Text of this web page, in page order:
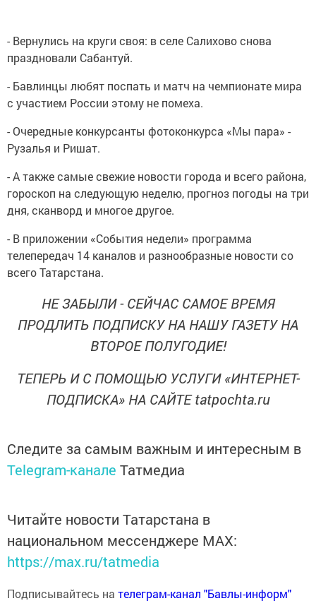
- Вернулись на круги своя: в селе Салихово снова
праздновали Сабантуй.
- Бавлинцы любят поспать и матч на чемпионате мира
с участием России этому не помеха.
- Очередные конкурсанты фотоконкурса «Мы пара» -
Рузалья и Ришат.
- А также самые свежие новости города и всего района,
гороскоп на следующую неделю, прогноз погоды на три
дня, сканворд и многое другое.
- В приложении «События недели» программа
телепередач 14 каналов и разнообразные новости со
всего Татарстана.
НЕ ЗАБЫЛИ - СЕЙЧАС САМОЕ ВРЕМЯ
ПРОДЛИТЬ ПОДПИСКУ НА НАШУ ГАЗЕТУ НА
ВТОРОЕ ПОЛУГОДИЕ!
ТЕПЕРЬ И С ПОМОЩЬЮ УСЛУГИ «ИНТЕРНЕТ-
ПОДПИСКА» НА САЙТЕ tatpochta.ru
Следите за самым важным и интересным в
Telegram-канале Татмедиа
Читайте новости Татарстана в
национальном мессенджере MАХ:
https://max.ru/tatmedia
Подписывайтесь на телеграм-канал "Бавлы-информ"